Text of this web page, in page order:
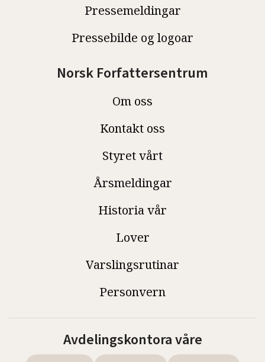
Pressemeldingar
Pressebilde og logoar
Norsk Forfattersentrum
Om oss
Kontakt oss
Styret vårt
Årsmeldingar
Historia vår
Lover
Varslingsrutinar
Personvern
Avdelingskontora våre